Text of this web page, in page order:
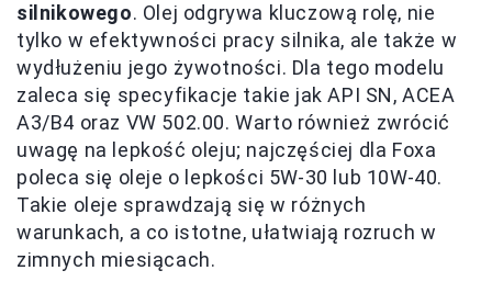
silnikowego. Olej odgrywa kluczową rolę, nie
tylko w efektywności pracy silnika, ale także w
wydłużeniu jego żywotności. Dla tego modelu
zaleca się specyfikacje takie jak API SN, ACEA
A3/B4 oraz VW 502.00. Warto również zwrócić
uwagę na lepkość oleju; najczęściej dla Foxa
poleca się oleje o lepkości 5W-30 lub 10W-40.
Takie oleje sprawdzają się w różnych
warunkach, a co istotne, ułatwiają rozruch w
zimnych miesiącach.